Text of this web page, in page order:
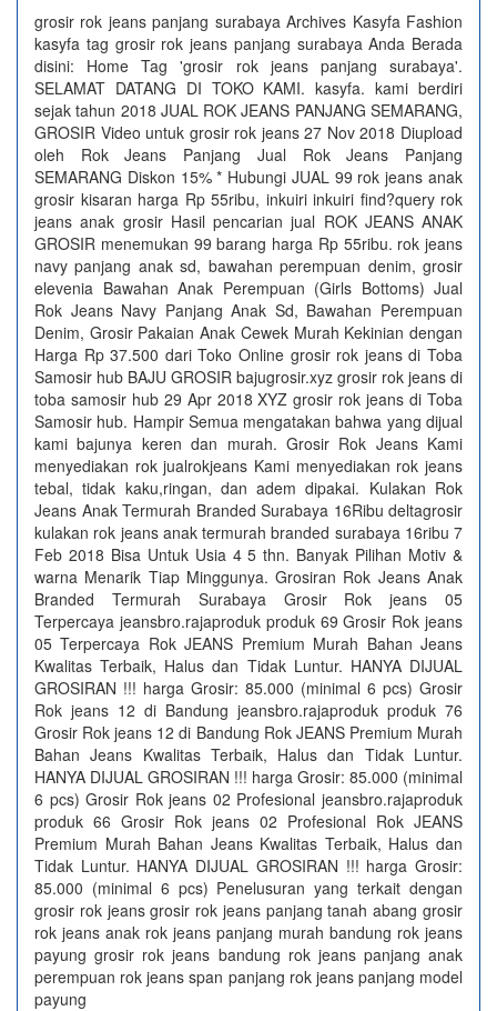
grosir rok jeans panjang surabaya Archives Kasyfa Fashion
kasyfa tag grosir rok jeans panjang surabaya Anda Berada
disini: Home Tag 'grosir rok jeans panjang surabaya'.
SELAMAT DATANG DI TOKO KAMI. kasyfa. kami berdiri
sejak tahun 2018 JUAL ROK JEANS PANJANG SEMARANG,
GROSIR Video untuk grosir rok jeans 27 Nov 2018 Diupload
oleh Rok Jeans Panjang Jual Rok Jeans Panjang
SEMARANG Diskon 15% * Hubungi JUAL 99 rok jeans anak
grosir kisaran harga Rp 55ribu, inkuiri inkuiri find?query rok
jeans anak grosir Hasil pencarian jual ROK JEANS ANAK
GROSIR menemukan 99 barang harga Rp 55ribu. rok jeans
navy panjang anak sd, bawahan perempuan denim, grosir
elevenia Bawahan Anak Perempuan (Girls Bottoms) Jual
Rok Jeans Navy Panjang Anak Sd, Bawahan Perempuan
Denim, Grosir Pakaian Anak Cewek Murah Kekinian dengan
Harga Rp 37.500 dari Toko Online grosir rok jeans di Toba
Samosir hub BAJU GROSIR bajugrosir.xyz grosir rok jeans di
toba samosir hub 29 Apr 2018 XYZ grosir rok jeans di Toba
Samosir hub. Hampir Semua mengatakan bahwa yang dijual
kami bajunya keren dan murah. Grosir Rok Jeans Kami
menyediakan rok jualrokjeans Kami menyediakan rok jeans
tebal, tidak kaku,ringan, dan adem dipakai. Kulakan Rok
Jeans Anak Termurah Branded Surabaya 16Ribu deltagrosir
kulakan rok jeans anak termurah branded surabaya 16ribu 7
Feb 2018 Bisa Untuk Usia 4 5 thn. Banyak Pilihan Motiv &
warna Menarik Tiap Minggunya. Grosiran Rok Jeans Anak
Branded Termurah Surabaya Grosir Rok jeans 05
Terpercaya jeansbro.rajaproduk produk 69 Grosir Rok jeans
05 Terpercaya Rok JEANS Premium Murah Bahan Jeans
Kwalitas Terbaik, Halus dan Tidak Luntur. HANYA DIJUAL
GROSIRAN !!! harga Grosir: 85.000 (minimal 6 pcs) Grosir
Rok jeans 12 di Bandung jeansbro.rajaproduk produk 76
Grosir Rok jeans 12 di Bandung Rok JEANS Premium Murah
Bahan Jeans Kwalitas Terbaik, Halus dan Tidak Luntur.
HANYA DIJUAL GROSIRAN !!! harga Grosir: 85.000 (minimal
6 pcs) Grosir Rok jeans 02 Profesional jeansbro.rajaproduk
produk 66 Grosir Rok jeans 02 Profesional Rok JEANS
Premium Murah Bahan Jeans Kwalitas Terbaik, Halus dan
Tidak Luntur. HANYA DIJUAL GROSIRAN !!! harga Grosir:
85.000 (minimal 6 pcs) Penelusuran yang terkait dengan
grosir rok jeans grosir rok jeans panjang tanah abang grosir
rok jeans anak rok jeans panjang murah bandung rok jeans
payung grosir rok jeans bandung rok jeans panjang anak
perempuan rok jeans span panjang rok jeans panjang model
payung